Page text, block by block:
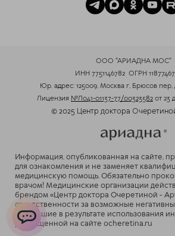
ООО "АРИАДНА МОС"
ИНН 7751146782 ОГРН
Юр. адрес: 125009, Москва г, Брюсов пер,
Лицензия №Л041-01137-77/00323582 от 23
© 2025 Центр доктора
Информация, опубликованная на сайте,
для ознакомления и не заменяет
медицинскую помощь. Обязательно
врачом! Медицинские организации
брендом «Центр доктора Очеретиной -
ответственности за возможные
возникшие в результате использования
размещенной на сайте ocheretina.ru